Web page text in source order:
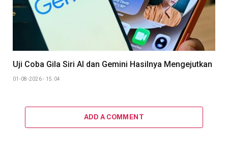
Uji Coba Gila Siri AI dan Gemini Hasilnya Mengejutkan
01-08-2026 - 15.04
ADD A COMMENT